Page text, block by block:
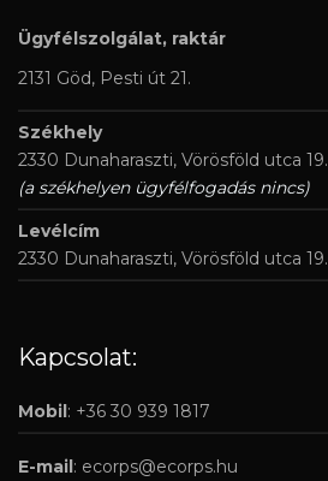
Ügyfélszolgálat, raktár
2131 Göd, Pesti út 21.
Székhely
2330 Dunaharaszti, Vörösföld utca 19.
(a székhelyen ügyfélfogadás nincs)
Levélcím
2330 Dunaharaszti, Vörösföld utca 19.
Kapcsolat:
Mobil: +36 30 939 1817
E-mail: ecorps@ecorps.hu